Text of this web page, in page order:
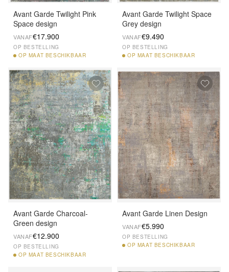
Avant Garde Twilight Pink
Space design
VANAF€17.900
OP BESTELLING
OP MAAT BESCHIKBAAR
Avant Garde Twilight Space
Grey design
VANAF€9.490
OP BESTELLING
OP MAAT BESCHIKBAAR
Avant Garde Charcoal-
Green design
VANAF€12.900
OP BESTELLING
OP MAAT BESCHIKBAAR
Avant Garde Linen Design
VANAF€5.990
OP BESTELLING
OP MAAT BESCHIKBAAR